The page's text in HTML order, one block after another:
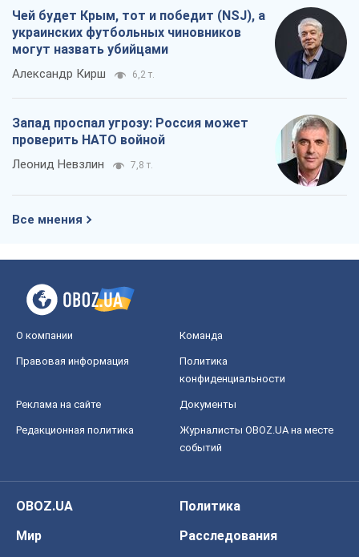
Чей будет Крым, тот и победит (NSJ), а
украинских футбольных чиновников
могут назвать убийцами
Александр Кирш 6,2 т.
Запад проспал угрозу: Россия может
проверить НАТО войной
Леонид Невзлин 7,8 т.
Все мнения
О компании Команда
Правовая информация
Политика
конфиденциальности
Реклама на сайте Документы
Редакционная политика
Журналисты OBOZ.UA на месте
событий
OBOZ.UA
Политика
Мир
Расследования